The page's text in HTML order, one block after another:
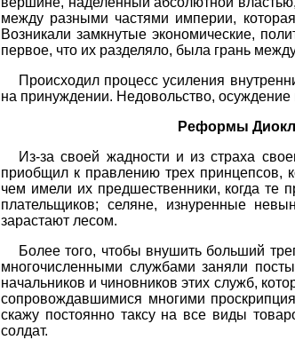
между разными частями империи,
Возникали замкнутые экономические,
первое, что их разделяло, была грань
Происходил процесс усиления
на принуждении. Недовольство,
Реформы
Из-за своей жадности и из страха
приобщил к правлению трех принцепсов,
чем имели их предшественники, когда те
плательщиков; селяне, изнуренные
зарастают лесом.
Более того, чтобы внушить больший
многочисленными службами заняли
начальников и чиновников этих служб,
сопровождавшимися многими
скажу постоянно таксу на все виды
солдат.